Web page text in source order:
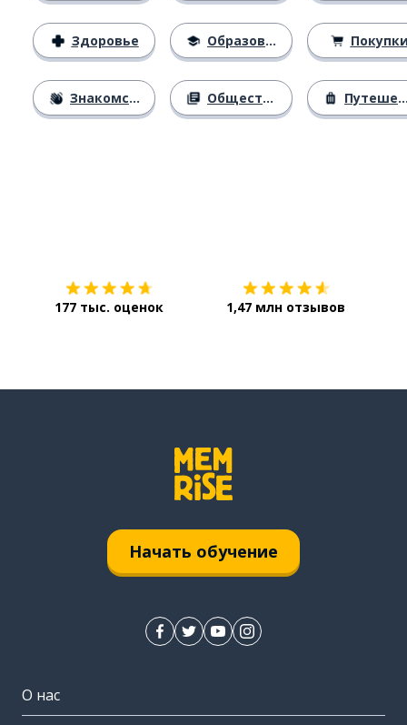
Здоровье
Знакомство
Образование
Общество Путешествия
177 тыс. оценок 1,47 млн отзывов
Начать обучение
О нас